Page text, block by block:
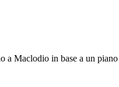
a Maclodio in base a un